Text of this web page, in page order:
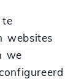
te
websites
we